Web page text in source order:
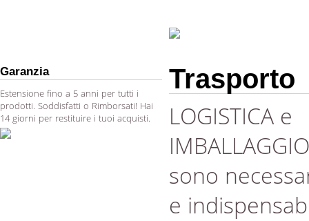
Garanzia
Estensione fino a 5 anni per tutti i
prodotti. Soddisfatti o Rimborsati! Hai
14 giorni per restituire i tuoi acquisti.
Trasporto
LOGISTICA e
IMBALLAGGIO
sono
e